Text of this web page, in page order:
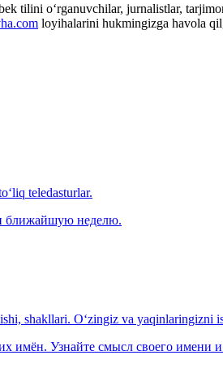
tilini o‘rganuvchilar, jurnalistlar,
loyihalarini hukmingizga havola
teledasturlar.
ближайшую неделю.
shakllari. O‘zingiz va yaqinlaringizni
имён. Узнайте смысл своего имени